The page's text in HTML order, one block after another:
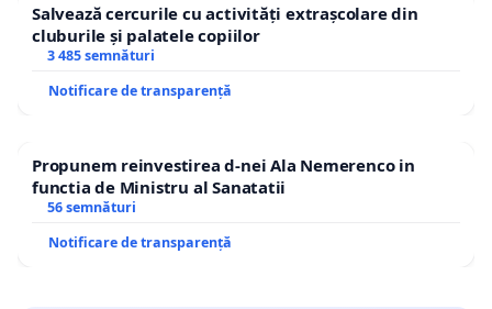
Salvează cercurile cu activități extrașcolare din
cluburile și palatele copiilor
3 485 semnături
Notificare de transparență
Propunem reinvestirea d-nei Ala Nemerenco in
functia de Ministru al Sanatatii
56 semnături
Notificare de transparență